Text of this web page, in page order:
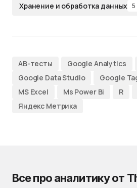
Хранение и обработка данных 5
AB-тесты Google Analytics
Google Data Studio
Google
MS Excel
Ms Power Bi R
Яндекс Метрика
Все про аналитику от